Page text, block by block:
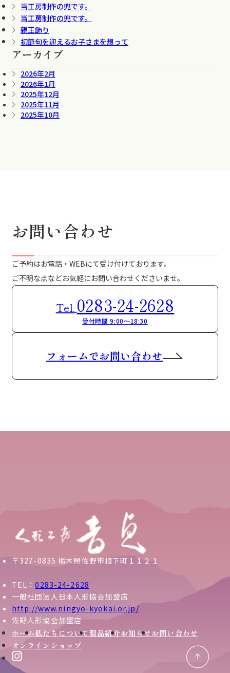
当工房制作の兜です。
当工房制作の兜です。
親王飾り
初節句を迎えるお子さまを想って
アーカイブ
2026年2月
2026年1月
2025年12月
2025年11月
2025年10月
お問い合わせ
ご予約はお電話・WEBにて受け付けております。
ご不明な点などお気軽にお問い合わせくださいませ。
Tel. 0283-24-2628
受付時間 9:00～18:30
フォームでお問い合わせ
〒327-0835 栃木県佐野市植下町１１２１
TEL：0283-24-2628
一般社団法人日本人形協会加盟店
http://www.ningyo-kyokai.or.jp/
佐野人形協会加盟店
ホーム私たちについて 製品紹介お知らせお問い合わせ
オンラインショップ